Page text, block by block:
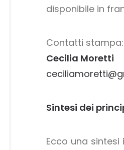
disponibile in
Contatti stampa:
Cecilia Moretti
Sintesi dei
Ecco una